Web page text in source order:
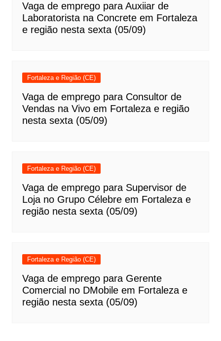
Vaga de emprego para Auxiiar de
Laboratorista na Concrete em Fortaleza
e região nesta sexta (05/09)
Fortaleza e Região (CE)
Vaga de emprego para Consultor de
Vendas na Vivo em Fortaleza e região
nesta sexta (05/09)
Fortaleza e Região (CE)
Vaga de emprego para Supervisor de
Loja no Grupo Célebre em Fortaleza e
região nesta sexta (05/09)
Fortaleza e Região (CE)
Vaga de emprego para Gerente
Comercial no DMobile em Fortaleza e
região nesta sexta (05/09)